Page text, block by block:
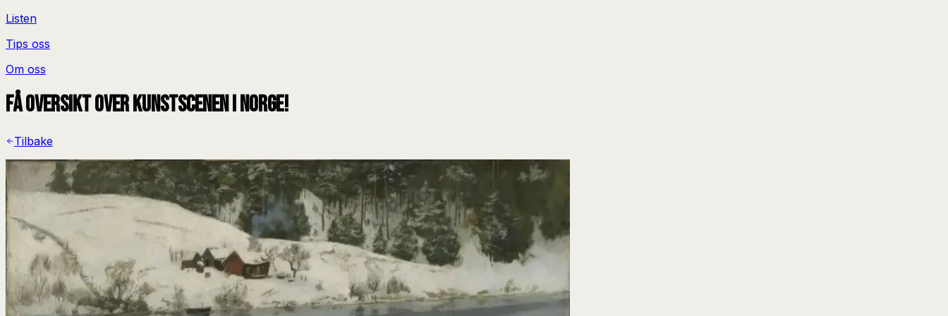
Listen
Tips oss
Om oss
Få oversikt over kunstscenen i Norge!
Tilbake